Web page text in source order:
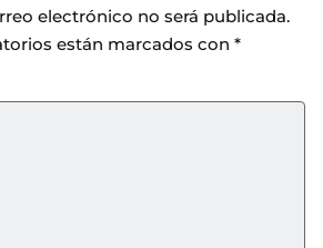
electrónico no será publicada.
están marcados con *